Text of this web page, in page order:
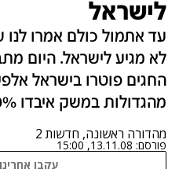
לישראל
עד אתמול כולם אמרו
לא מגיע לישראל. היום
החגים פוטרו בישראל
מהגדולות במשק איבדו 80% מערכן
מהדורה ראשונה, חדשות 2
פורסם: 13.11.08, 15:00
עקבו